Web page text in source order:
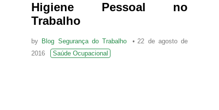
Higiene Pessoal no
Trabalho
by Blog Segurança do Trabalho
22 de agosto de
2016
Saúde Ocupacional